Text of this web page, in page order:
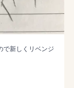
で新しくリベンジ